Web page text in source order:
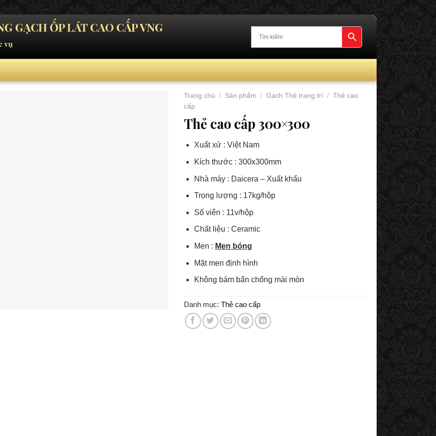
GẠCH ỐP LÁT CAO CẤP VNG
vụ
Trang chủ / Sản phẩm / Gạch Thẻ trang trí / Thẻ cao
cấp
Thẻ cao cấp 300×300
Xuất xứ : Việt Nam
Kích thước : 300x300mm
Nhà máy : Daicera – Xuất khẩu
Trọng lượng : 17kg/hộp
Số viên : 11v/hộp
Chất liệu : Ceramic
Men : Men bóng
Mặt men định hình
Không bám bẩn chống mài mòn
Danh mục: Thẻ cao cấp